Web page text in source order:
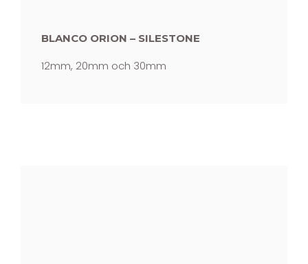
BLANCO ORION – SILESTONE
12mm, 20mm och 30mm